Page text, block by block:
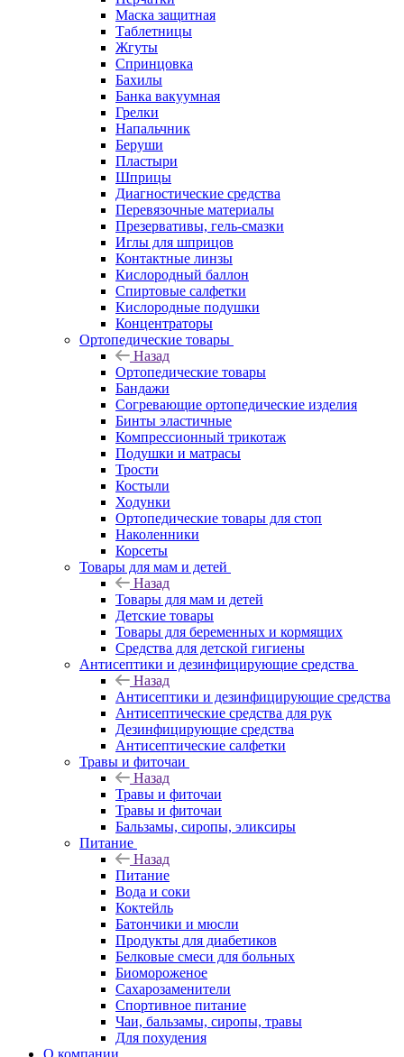
Маска защитная
Таблетницы
Жгуты
Спринцовка
Бахилы
Банка вакуумная
Грелки
Напальчник
Беруши
Пластыри
Шприцы
Диагностические средства
Перевязочные материалы
Презервативы, гель-смазки
Иглы для шприцов
Контактные линзы
Кислородный баллон
Спиртовые салфетки
Кислородные подушки
Концентраторы
Ортопедические товары
Назад
Ортопедические товары
Бандажи
Согревающие ортопедические изделия
Бинты эластичные
Компрессионный трикотаж
Подушки и матрасы
Трости
Костыли
Ходунки
Ортопедические товары для стоп
Наколенники
Корсеты
Товары для мам и детей
Назад
Товары для мам и детей
Детские товары
Товары для беременных и кормящих
Средства для детской гигиены
Антисептики и дезинфицирующие средства
Назад
Антисептики и дезинфицирующие средства
Антисептические средства для рук
Дезинфицирующие средства
Антисептические салфетки
Травы и фиточаи
Назад
Травы и фиточаи
Травы и фиточаи
Бальзамы, сиропы, эликсиры
Питание
Назад
Питание
Вода и соки
Коктейль
Батончики и мюсли
Продукты для диабетиков
Белковые смеси для больных
Биомороженое
Сахарозаменители
Спортивное питание
Чаи, бальзамы, сиропы, травы
Для похудения
О компании